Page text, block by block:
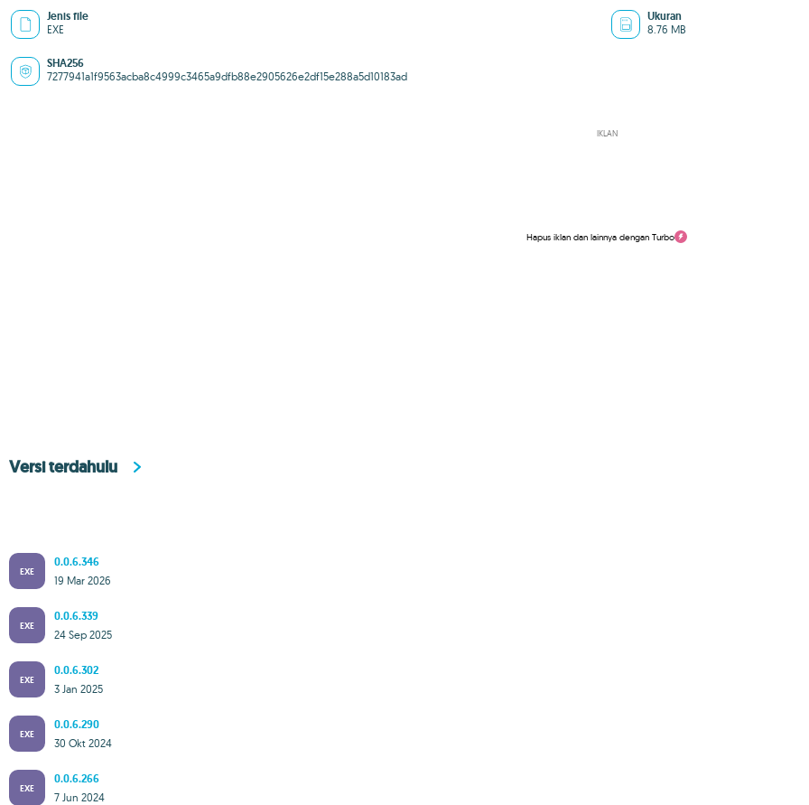
Jenis file
EXE
Ukuran
8.76 MB
SHA256
7277941a1f9563acba8c4999c3465a9dfb88e2905626e2df15e288a5d10183ad
IKLAN
Hapus iklan dan lainnya dengan Turbo
Versi terdahulu
EXE
0.0.6.346
19 Mar 2026
EXE
0.0.6.339
24 Sep 2025
EXE
0.0.6.302
3 Jan 2025
EXE
0.0.6.290
30 Okt 2024
EXE
0.0.6.266
7 Jun 2024